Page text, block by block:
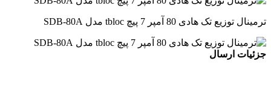
ترمینال توزیع تک هادی 80 آمپر 7 پیچ tbloc مدل SDB-80A
جزئیات ارسال